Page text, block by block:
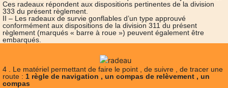
Ces radeaux répondent aux dispositions pertinentes de la division
333 du présent règlement.
II – Les radeaux de survie gonflables d’un type approuvé
conformément aux dispositions de la division 311 du présent
règlement (marqués « barre à roue ») peuvent également être
embarqués.
4 . Le matériel permettant de faire le point , de suivre , de tracer une
route : 1 règle de navigation , un compas de relèvement , un
compas